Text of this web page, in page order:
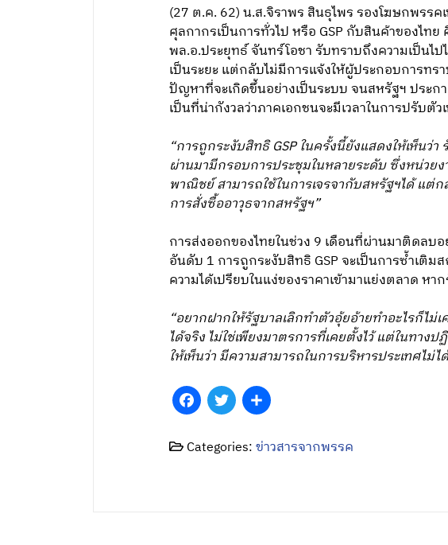
(27 ต.ค. 62) น.ส.จิราพร สินธุไพร รองโฆษกพรร
ศุลกากรเป็นการทั่วไป หรือ GSP กับสินค้าของไท
พล.อ.ประยุทธ์ จันทร์โอชา รับทราบถึงความเป็นไ
เป็นระยะ แต่กลับไม่มีการแจ้งให้ผู้ประกอบการท
ปัญหาที่จะเกิดขึ้นอย่างเป็นระบบ จนสหรัฐฯ ประ
เป็นที่น่ากังวลว่าภาคเอกชนจะมีเวลาในการปรับ
“การถูกระงับสิทธิ GSP ในครั้งนี้ยังแสดงให้เห็นว่
ผ่านมามีกรอบการประชุมในหลายระดับ ซึ่งหน่วย
พาณิชย์ สามารถใช้ในการเจรจากับสหรัฐฯได้ แต่ก
การสั่งซื้ออาวุธจากสหรัฐฯ”
การส่งออกของไทยในช่วง 9 เดือนที่ผ่านมาติดลบ
อันดับ 1 การถูกระงับสิทธิ GSP จะเป็นการซ้ำเติ
ความได้เปรียบในแง่ของราคาเข้ามาแย่งตลาด ห
“อยากฝากให้รัฐบาลเลิกทำตัวอุ้ยอ้ายทำอะไรก็ไ
ได้จริง ไม่ใช่เพียงมาตรการที่เคยตั้งไว้ แต่ในทา
ให้เห็นว่า มีความสามารถในการบริหารประเทศไม่
Facebook
TwitterShare
Categories:ข่าวสารจากพรรค